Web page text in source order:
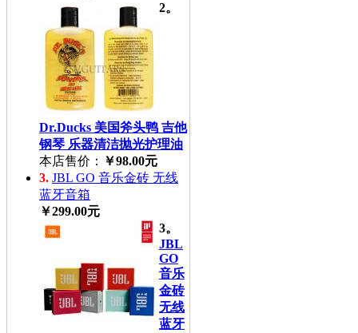
2。
Dr.Ducks 美国斧头鸭 吉他
钢琴 乐器清洁抛光护理油
本店售价： ￥98.00元
3. JBL GO 音乐金砖 无线
蓝牙音箱
￥299.00元
3。
JBL
GO
音乐
金砖
无线
蓝牙